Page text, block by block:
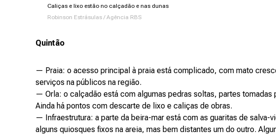
Caliças e lixo estão no calçadão e nas dunas
Robinson Estrásulas / Agência RBS
Quintão
— Praia: o acesso principal à praia está complicado, com mato
serviços na públicos na região.
— Orla: o calçadão está com algumas pedras soltas, partes tomadas
Ainda há pontos com descarte de lixo e caliças de obras.
— Infraestrutura: a parte da beira-mar está com as guaritas de salva-
alguns quiosques fixos na areia, mas bem distantes um do outro.